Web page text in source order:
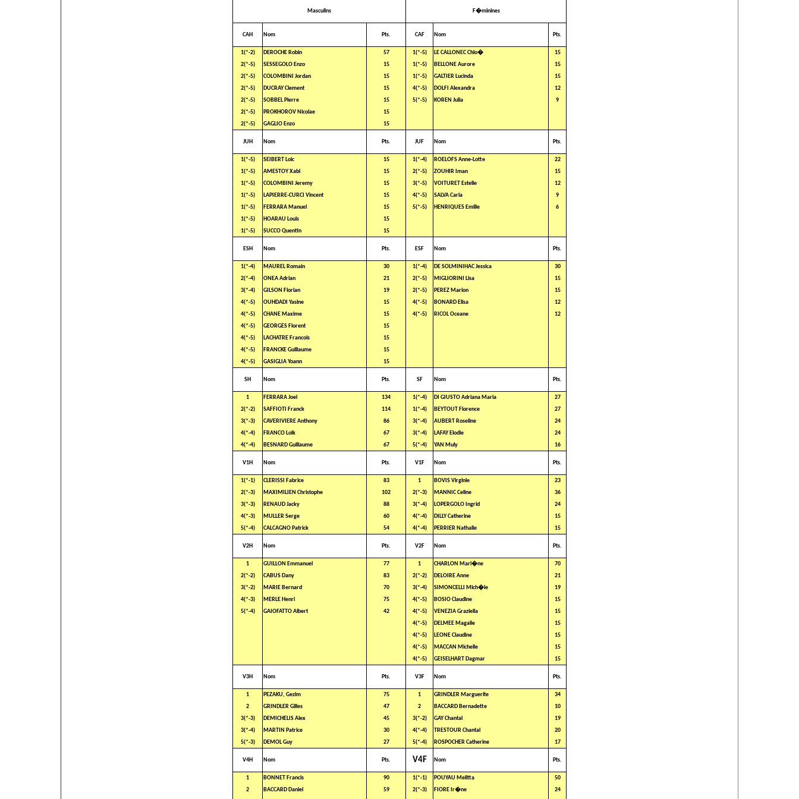
Masculins F�minines
CAH Nom Pts. CAF Nom Pts.
1(*-2) DEROCHE Robin 57 1(*-5) LE CALLONEC Chlo�
15
2(*-5)
SESSEGOLO Enzo 15 1(*-5) BELLONE Aurore
15
2(*-5)
COLOMBINI Jordan 15 1(*-5) GALTIER Lucinda
15
2(*-5)
DUCRAY Clement 15 4(*-5) DOLFI Alexandra
12
2(*-5)
SOBBEL Pierre 15 5(*-5) KOREN Julia
9
2(*-5)
PROKHOROV Nicolae
15
2(*-5)
GAGLIO Enzo 15
JUH Nom Pts. JUF Nom Pts.
1(*-5) SEIBERT Loic 15 1(*-4) ROELOFS Anne-Lotte
22
1(*-5)
AMESTOY Xabi 15 2(*-5) ZOUHIR Iman
15
1(*-5)
COLOMBINI Jeremy 15 3(*-5) VOITURET Estelle
12
1(*-5)
LAPIERRE-CURCI Vincent 15 4(*-5) SALVA Carla
9
1(*-5)
FERRARA Manuel 15 5(*-5) HENRIQUES Emilie
6
1(*-5)
HOARAU Louis
15
1(*-5)
SUCCO Quentin 15
ESH Nom Pts. ESF Nom Pts.
1(*-4) MAUREL Romain 30 1(*-4) DE SOLMINIHAC Jessica
30
2(*-4)
ONEA Adrian 21 2(*-5) MIGLIORINI Lisa
15
3(*-4)
GILSON Florian 19 2(*-5) PEREZ Marion
15
4(*-5)
OUHDADI Yasine 15 4(*-5) BONARD Elisa
12
4(*-5)
CHANE Maxime 15 4(*-5) RICOL Oceane
12
4(*-5)
GEORGES Florent
15
4(*-5)
LACHATRE Francois
15
4(*-5)
FRANCKE Guillaume
15
4(*-5)
GASIGLIA Yoann 15
SH Nom Pts. SF Nom Pts.
1 FERRARA Joel 134 1(*-4) DI GIUSTO Adriana Maria
27
2(*-2)
SAFFIOTI Franck 114 1(*-4) BEYTOUT Florence
27
3(*-3)
CAVERIVIERE Anthony 86 3(*-4) AUBERT Roseline
24
4(*-4)
FRANCO Loik 67 3(*-4) LAFAY Elodie
24
4(*-4)
BESNARD Guillaume 67 5(*-4) YAN Muly 16
V1H Nom Pts. V1F Nom Pts.
1(*-1) CLERISSI Fabrice 83 1 BOVIS Virginie
23
2(*-3)
MAXIMILIEN Christophe 102 2(*-3) MANNIC Celine
36
3(*-3)
RENAUD Jacky 88 3(*-4) LOPERGOLO Ingrid
24
4(*-3)
MULLER Serge 60 4(*-4) DILLY Catherine
15
5(*-4)
CALCAGNO Patrick 54 4(*-4) PERRIER Nathalie 15
V2H Nom Pts. V2F Nom Pts.
1 GUILLON Emmanuel 77 1 CHARLON Marl�ne
70
2(*-2)
CABUS Dany 83 2(*-2) DELOIRE Anne
21
3(*-2)
MARIE Bernard 70 3(*-4) SIMONCELLI Mich�le
19
4(*-3)
MERLE Henri 75 4(*-5) BOSIO Claudine
15
5(*-4)
GAIOFATTO Albert 42 4(*-5) VENEZIA Graziella
15
4(*-5)
DELMEE Magalie
15
4(*-5)
LEONE Claudine
15
4(*-5)
MACCAN Michelle
15
4(*-5)
GEISELHART Dagmar 15
V3H Nom Pts. V3F Nom Pts.
1 PEZAKU, Gezim 75 1 GRINDLER Marguerite
34
2
GRINDLER Gilles 47 2 BACCARD Bernadette
10
3(*-3)
DEMICHELIS Alex 45 3(*-2) GAY Chantal
19
3(*-4)
MARTIN Patrice 30 4(*-4) TRESTOUR Chantal
20
5(*-3)
DEMOL Guy 27 5(*-4) ROSPOCHER Catherine 17
V4H Nom Pts. V4F Nom Pts.
1 BONNET Francis 90 1(*-1) POUYAU Melitta
50
2
BACCARD Daniel 59 2(*-3) FIORE Ir�ne
24